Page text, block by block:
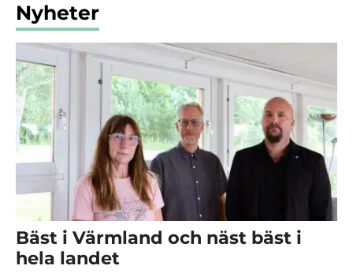
Nyheter
Bäst i Värmland och näst bäst i
hela landet